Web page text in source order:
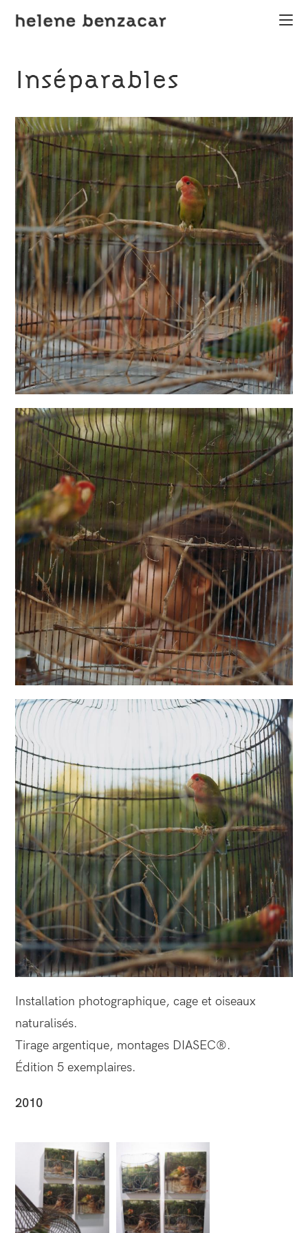
Inséparables
Installation photographique, cage et oiseaux
naturalisés.
Tirage argentique, montages DIASEC®.
Édition 5 exemplaires.
2010